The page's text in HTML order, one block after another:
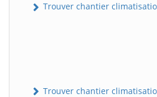
Trouver chantier
Trouver chantier